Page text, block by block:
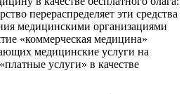
перераспределяет эти средства
медицинскими организациями
«коммерческая медицина»
медицинские услуги на
услуги» в качестве